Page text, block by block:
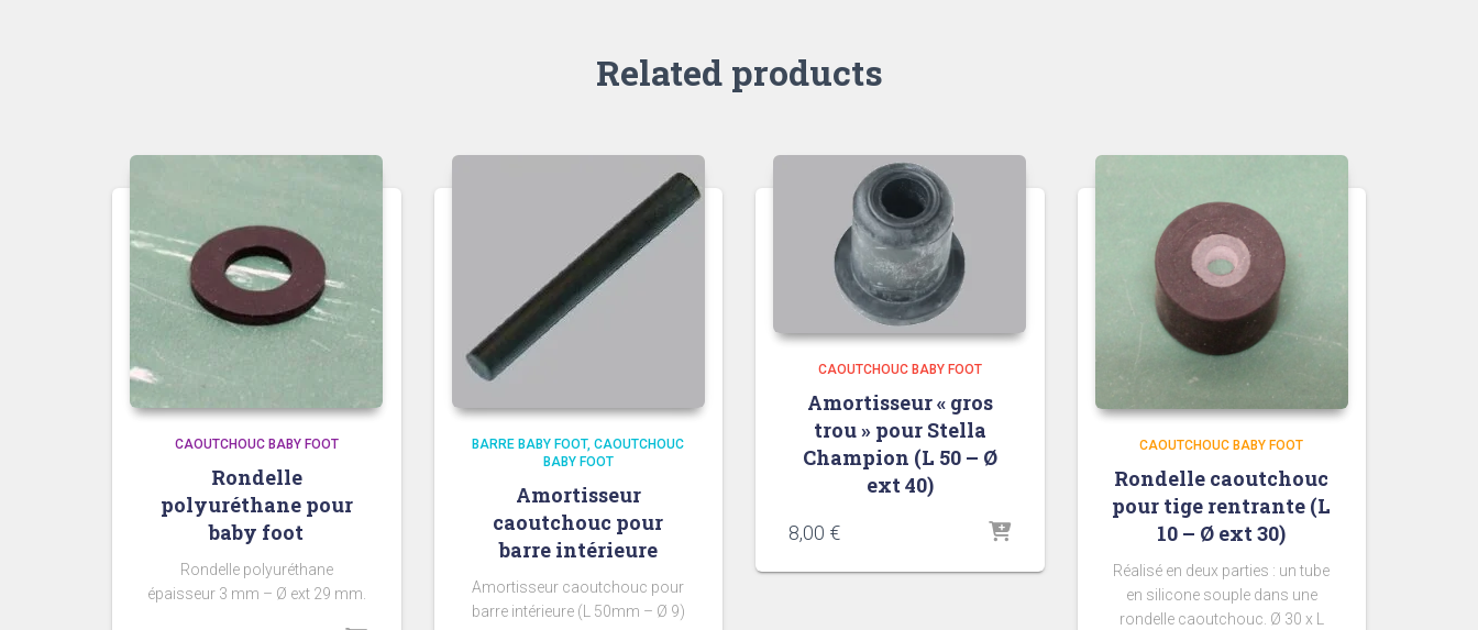
Related products
CAOUTCHOUC BABY FOOT
Rondelle
polyuréthane pour
baby foot
Rondelle polyuréthane
épaisseur 3 mm – Ø ext 29 mm.
BARRE BABY FOOT CAOUTCHOUC
BABY FOOT
Amortisseur
caoutchouc pour
barre intérieure
Amortisseur caoutchouc pour
barre intérieure (L 50mm – Ø 9)
CAOUTCHOUC BABY FOOT
Amortisseur « gros
trou » pour Stella
Champion (L 50 – Ø
ext 40)
8,00 €
CAOUTCHOUC BABY FOOT
Rondelle caoutchouc
pour tige rentrante (L
10 – Ø ext 30)
Réalisé en deux parties : un tube
en silicone souple dans une
rondelle caoutchouc. Ø 30 x L